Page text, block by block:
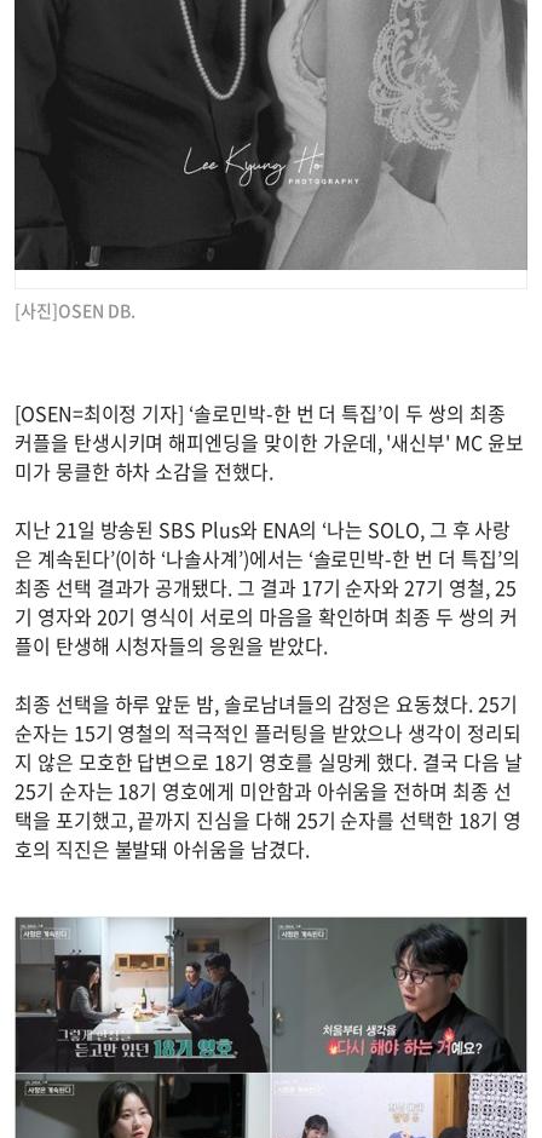
[사진]OSEN DB.
[OSEN=최이정 기자] ‘솔로민박-한 번 더 특집’이 두 쌍의 최종
커플을 탄생시키며 해피엔딩을 맞이한 가운데, '새신부' MC 윤보
미가 뭉클한 하차 소감을 전했다.
지난 21일 방송된 SBS Plus와 ENA의 ‘나는 SOLO, 그 후 사랑
은 계속된다’(이하 ‘나솔사계’)에서는 ‘솔로민박-한 번 더 특집’의
최종 선택 결과가 공개됐다. 그 결과 17기 순자와 27기 영철, 25
기 영자와 20기 영식이 서로의 마음을 확인하며 최종 두 쌍의 커
플이 탄생해 시청자들의 응원을 받았다.
최종 선택을 하루 앞둔 밤, 솔로남녀들의 감정은 요동쳤다. 25기
순자는 15기 영철의 적극적인 플러팅을 받았으나 생각이 정리되
지 않은 모호한 답변으로 18기 영호를 실망케 했다. 결국 다음 날
25기 순자는 18기 영호에게 미안함과 아쉬움을 전하며 최종 선
택을 포기했고, 끝까지 진심을 다해 25기 순자를 선택한 18기 영
호의 직진은 불발돼 아쉬움을 남겼다.